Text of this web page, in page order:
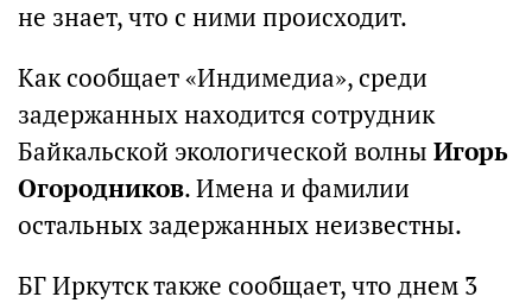
не знает, что с ними происходит.
Как сообщает «Индимедиа», среди
задержанных находится сотрудник
Байкальской экологической волны Игорь
Огородников. Имена и фамилии
остальных задержанных неизвестны.
БГ Иркутск также сообщает, что днем 3